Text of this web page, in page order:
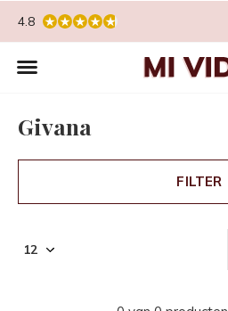
4.8
Givana
FILTER